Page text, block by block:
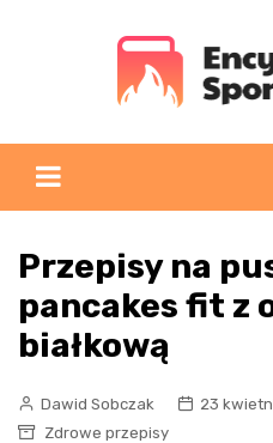
Przepisy na
pancakes fit z
białkową
Dawid Sobczak
23
Zdrowe przepisy